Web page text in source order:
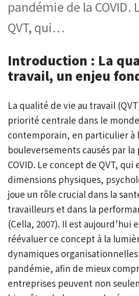
pandémie de la COVID.
QVT, qui…
Introduction : La
travail, un enjeu
La qualité de vie au travail
priorité centrale dans le
contemporain, en particulier à
bouleversements causés par
COVID. Le concept de QVT,
dimensions physiques,
joue un rôle crucial dans la
travailleurs et dans la
(Cella, 2007). Il est aujourd’hui
réévaluer ce concept à la
dynamiques
pandémie, afin de mieux
entreprises peuvent non